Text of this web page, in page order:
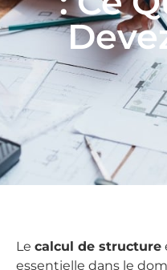
Le calcul de structure
essentielle dans le